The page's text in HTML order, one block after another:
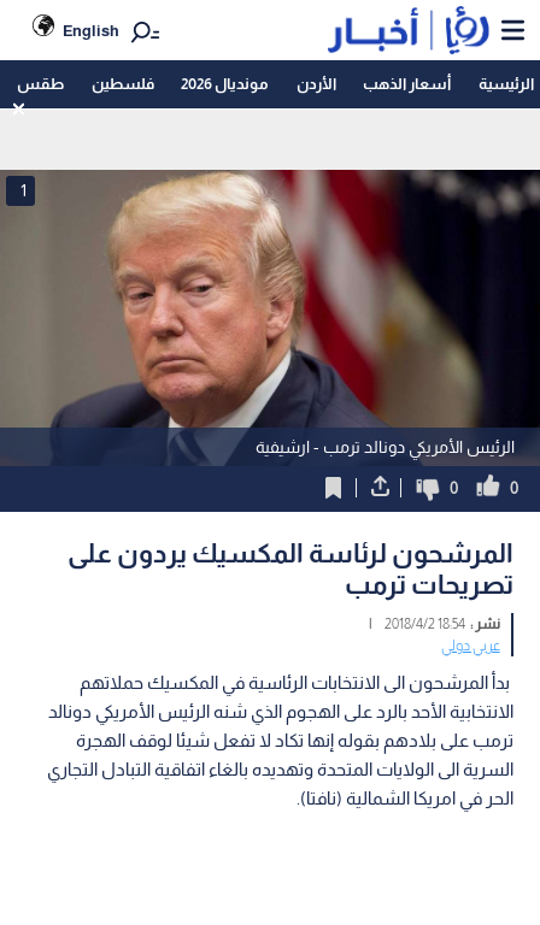
English
الرئيسية أسعار الذهب الأردن مونديال 2026 فلسطين طقس
الرئيس الأمريكي دونالد ترمب - ارشيفية
1
0
0
المرشحون لرئاسة المكسيك يردون على
تصريحات ترمب
نشر :18:54 2018/4/2
|
عربي دولي
بدأ المرشحون الى الانتخابات الرئاسية في المكسيك حملاتهم
الانتخابية الأحد بالرد على الهجوم الذي شنه الرئيس الأمريكي دونالد
ترمب على بلادهم بقوله إنها تكاد لا تفعل شيئا لوقف الهجرة
السرية الى الولايات المتحدة وتهديده بالغاء اتفاقية التبادل التجاري
الحر في امريكا الشمالية (نافتا).